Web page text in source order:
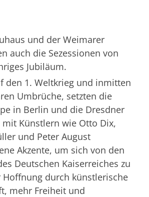
und der Weimarer
auch die Sezessionen von
Jubiläum.
den 1. Weltkrieg und inmitten
Umbrüche, setzten die
in Berlin und die Dresdner
mit Künstlern wie Otto Dix,
und Peter August
Akzente, um sich von den
Deutschen Kaiserreiches zu
durch künstlerische
mehr Freiheit und